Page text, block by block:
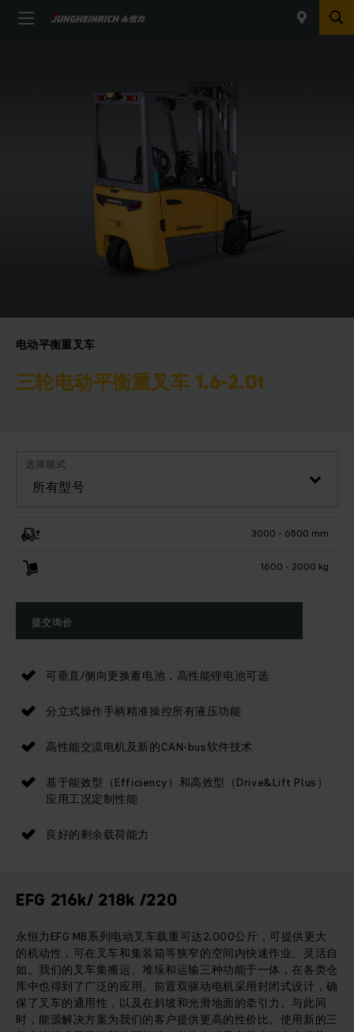
电动平衡重叉车
三轮电动平衡重叉车 1.6-2.0t
所有型号
选择模式
3000 - 6500 mm
1600 - 2000 kg
提交询价
可垂直/侧向更换蓄电池，高性能锂电池可选
分立式操作手柄精准操控所有液压功能
高性能交流电机及新的CAN-bus软件技术
基于能效型（Efficiency）和高效型（Drive&Lift Plus）
应用工况定制性能
良好的剩余载荷能力
EFG 216k/ 218k /220
永恒力EFG MB系列电动叉车载重可达2,000公斤，可提供更大
的机动性，可在叉车和集装箱等狭窄的空间内快速作业、灵活自
如。我们的叉车集搬运、堆垛和运输三种功能于一体，在各类仓
库中也得到了广泛的应用。前置双驱动电机采用封闭式设计，确
保了叉车的通用性，以及在斜坡和光滑地面的牵引力。与此同
时，能源解决方案为我们的客户提供更高的性价比。使用新的三